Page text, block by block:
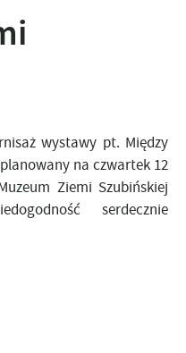
wystawy pt. Między
na czwartek 12
Ziemi Szubińskiej
serdecznie